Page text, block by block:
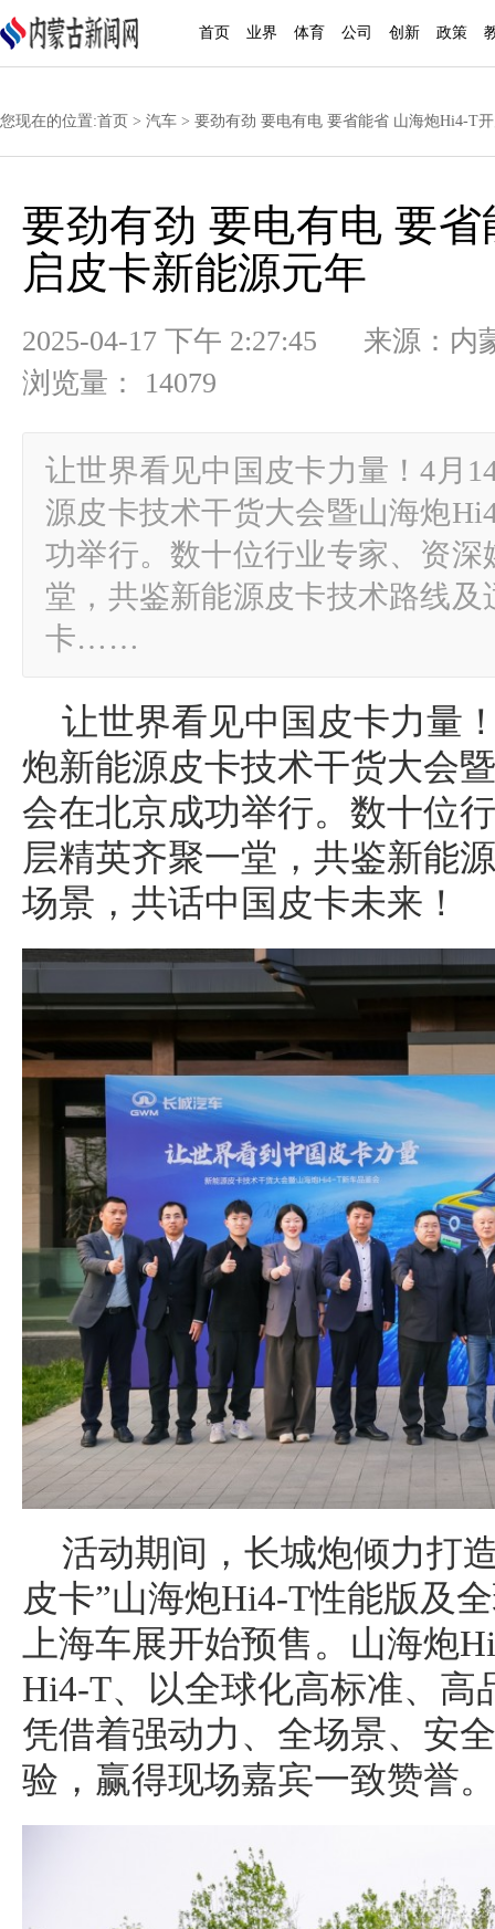
首页 业界 体育 公司 创新 政策
您现在的位置:首页 > 汽车 > 要劲有劲 要电有电 要省能省 山海炮Hi4-T
要劲有劲 要电有电 要
启皮卡新能源元年
2025-04-17 下午 2:27:45 来源：
浏览量： 14079
让世界看见中国皮卡力量！4月
源皮卡技术干货大会暨山海炮
功举行。数十位行业专家、资
堂，共鉴新能源皮卡技术路线
卡……
让世界看见中国皮卡力量
炮新能源皮卡技术干货大会
会在北京成功举行。数十位
层精英齐聚一堂，共鉴新能
场景，共话中国皮卡未来！
活动期间，长城炮倾力打
皮卡”山海炮Hi4-T性能版及
上海车展开始预售。山海炮
Hi4-T、以全球化高标准、高
凭借着强动力、全场景、安
验，赢得现场嘉宾一致赞誉。